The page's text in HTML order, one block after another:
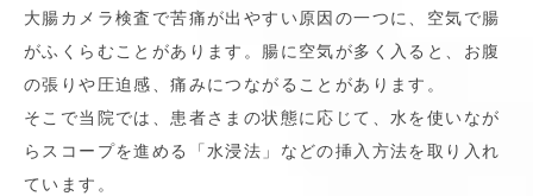
大腸カメラ検査で苦痛が出やすい原因の一つに、空気で腸
がふくらむことがあります。腸に空気が多く入ると、お腹
の張りや圧迫感、痛みにつながることがあります。
そこで当院では、患者さまの状態に応じて、水を使いなが
らスコープを進める「水浸法」などの挿入方法を取り入れ
ています。